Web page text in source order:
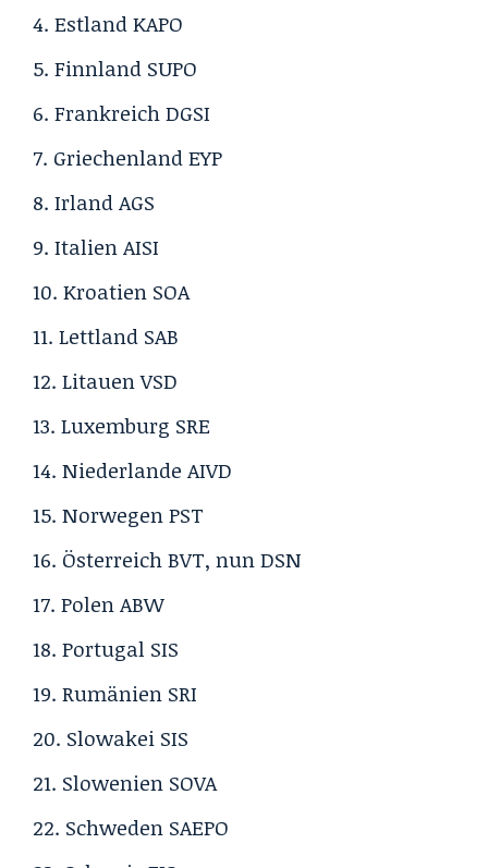
EstlandKAPO
Finnland SUPO
FrankreichDGSI
GriechenlandEYP
IrlandAGS
ItalienAISI
Kroatien SOA
Lettland SAB
LitauenVSD
Luxemburg SRE
Niederlande AIVD
NorwegenPST
Österreich BVT, nunDSN
PolenABW
Portugal SIS
Rumänien SRI
Slowakei SIS
Slowenien SOVA
Schweden SAEPO